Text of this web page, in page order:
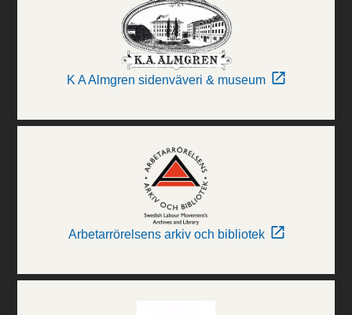
K A Almgren sidenväveri & museum
Arbetarrörelsens arkiv och bibliotek